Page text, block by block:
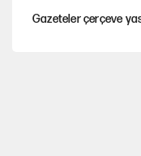
Gazeteler çerçeve